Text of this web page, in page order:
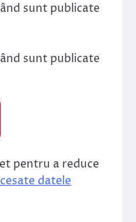
sunt publicate
sunt publicate
pentru a reduce
datele